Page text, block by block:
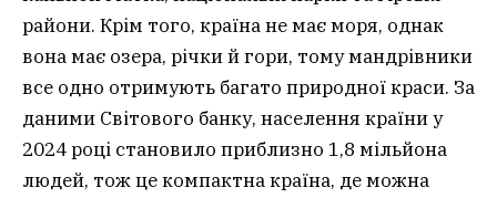
райони. Крім того, країна не має моря, однак
вона має озера, річки й гори, тому мандрівники
все одно отримують багато природної краси. За
даними Світового банку, населення країни у
2024 році становило приблизно 1,8 мільйона
людей, тож це компактна країна, де можна